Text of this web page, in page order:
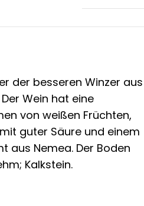
der besseren Winzer aus
Der Wein hat eine
von weißen Früchten,
guter Säure und einem
aus Nemea. Der Boden
Kalkstein.